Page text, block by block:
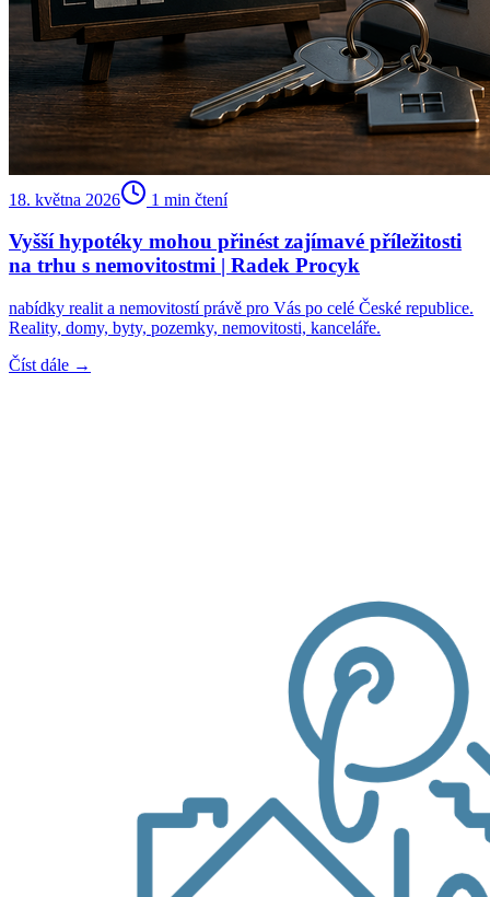
18. května 2026 1 min čtení
Vyšší hypotéky mohou přinést zajímavé příležitosti
na trhu s nemovitostmi | Radek Procyk
nabídky realit a nemovitostí právě pro Vás po celé České republice.
Reality, domy, byty, pozemky, nemovitosti, kanceláře.
Číst dále →